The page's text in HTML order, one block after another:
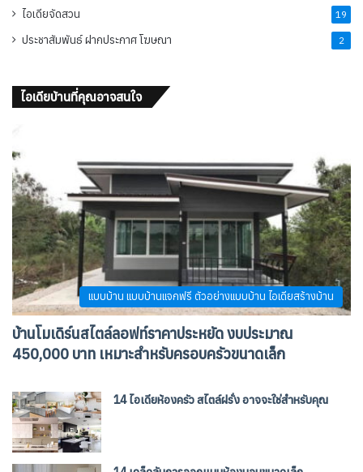
ไอเดียจัดสวน 19
ประชาสัมพันธ์ ฝากประกาศ โฆษณา 2
ไอเดียบ้านที่คุณอาจสนใจ
แบบบ้าน แบบบ้านแจกฟรี ตัวอย่างแบบบ้าน ไอเดียสร้างบ้าน
บ้านโมเดิร์นสไตล์ลอฟท์ราคาประหยัด งบประมาณ
450,000 บาท เหมาะสำหรับครอบครัวขนาดเล็ก
14 ไอเดียห้องครัว สไตล์ฝรั่ง อาจจะใช่สำหรับคุณ